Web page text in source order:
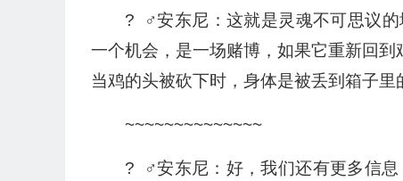
? ‍ ♂️安东尼：这就是灵魂不可思议
一个机会，是一场赌博，如果它重新回
当鸡的头被砍下时，身体是被丢到箱子里
~~~~~~~~~~~~~~
? ‍ ♂️安东尼：好，我们还有更多信息